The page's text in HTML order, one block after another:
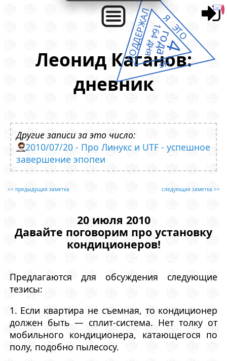
Леонид Каганов:
дневник
Другие записи за это число:
2010/07/20 - Про Линукс и UTF - успешное
завершение эпопеи
<< предыдущая заметка следующая заметка >>
20 июля 2010
Давайте поговорим про установку
кондиционеров!
Предлагаются для обсуждения следующие
тезисы:
1. Если квартира не съемная, то кондиционер
должен быть — сплит-система. Нет толку от
мобильного кондиционера, катающегося по
полу, подобно пылесосу.
Я ЭТО
НЕ
ПОДДЕРЖАЛ 4
года
164 дня